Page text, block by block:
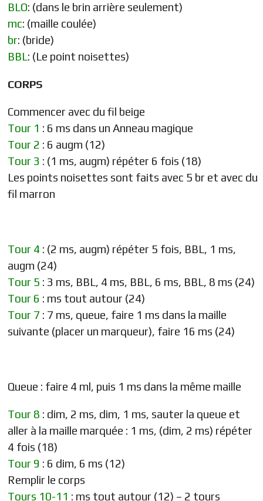
BLO: (dans le brin arrière seulement)
mc: (maille coulée)
br: (bride)
BBL: (Le point noisettes)
CORPS
Commencer avec du fil beige
Tour 1 : 6 ms dans un Anneau magique
Tour 2 : 6 augm (12)
Tour 3 : (1 ms, augm) répéter 6 fois (18)
Les points noisettes sont faits avec 5 br et avec du
fil marron
Tour 4 : (2 ms, augm) répéter 5 fois, BBL, 1 ms,
augm (24)
Tour 5 : 3 ms, BBL, 4 ms, BBL, 6 ms, BBL, 8 ms (24)
Tour 6 : ms tout autour (24)
Tour 7 : 7 ms, queue, faire 1 ms dans la maille
suivante (placer un marqueur), faire 16 ms (24)
Queue : faire 4 ml, puis 1 ms dans la même maille
Tour 8 : dim, 2 ms, dim, 1 ms, sauter la queue et
aller à la maille marquée : 1 ms, (dim, 2 ms) répéter
4 fois (18)
Tour 9 : 6 dim, 6 ms (12)
Remplir le corps
Tours 10-11 : ms tout autour (12) – 2 tours